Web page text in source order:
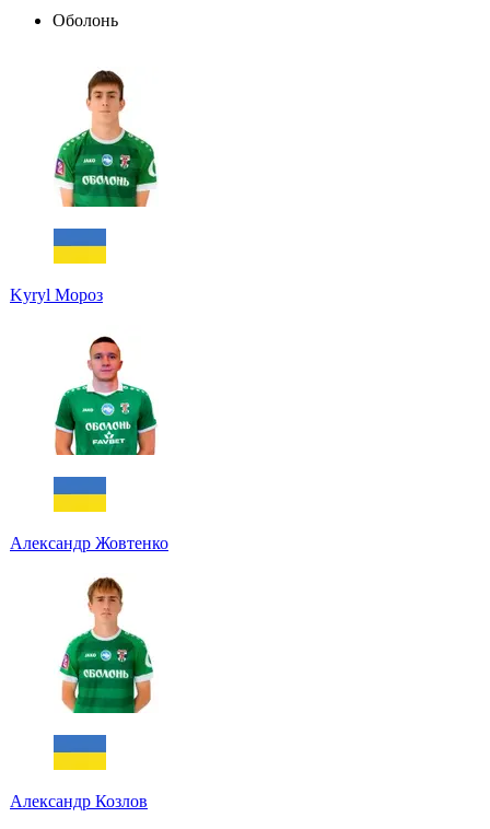
Оболонь
Kyryl Мороз
Александр Жовтенко
Александр Козлов